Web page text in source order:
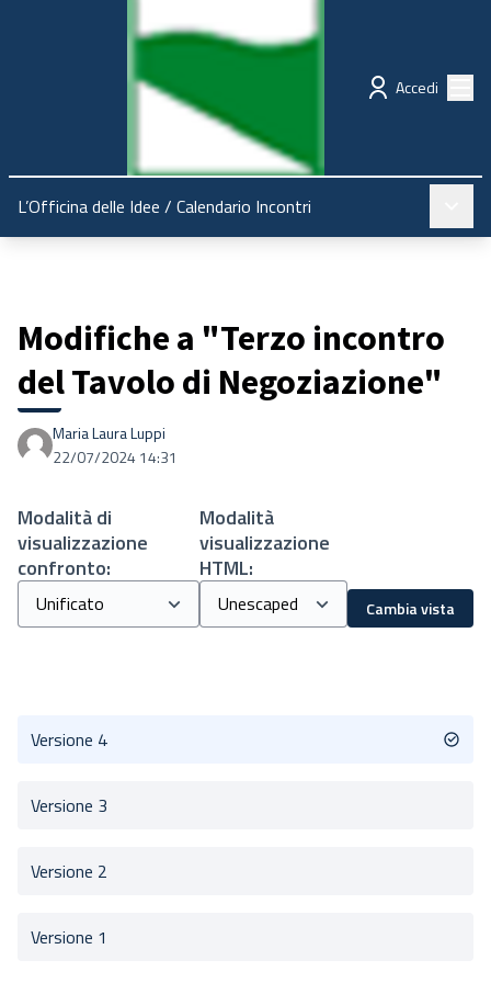
Regione Emilia-Romagna Partecipazione
Accedi
L’Officina delle Idee / Calendario Incontri
Modifiche a "Terzo incontro
del Tavolo di Negoziazione"
Maria Laura Luppi
22/07/2024 14:31
Modalità di
visualizzazione
confronto:
Modalità
visualizzazione
HTML:
Cambia vista
Versione 4
Versione 3
Versione 2
Versione 1